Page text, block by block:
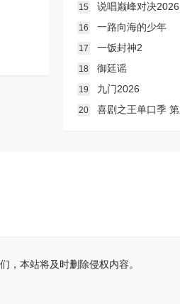
15 说唱巅峰对决2026
16 一路向海的少年
17 一饭封神2
18 御廷谣
19 九门2026
20 喜剧之王单口季
，本站将及时删除侵权内容。